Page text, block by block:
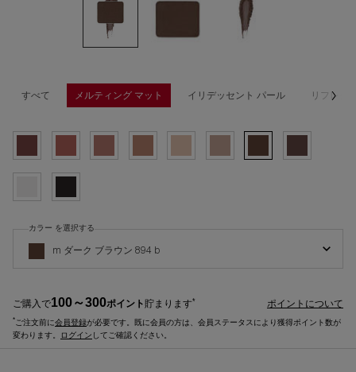
すべて メルティング マット イリデッセント パール リフレク
m ダーク ブラウン 894 b
カラー を選択する
ご購入で100～300ポイント貯まります* ポイントについて
* ご注文前に会員登録が必要です。既に会員の方は、会員ステータスにより獲得ポイント数が
変わります。
ログイン してご確認ください。